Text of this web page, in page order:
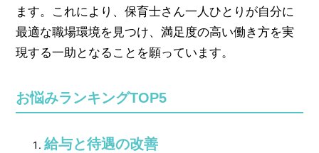
ます。これにより、保育士さん一人ひとりが自分に
最適な職場環境を見つけ、満足度の高い働き方を実
現する一助となることを願っています。
お悩みランキングTOP5
給与と待遇の改善